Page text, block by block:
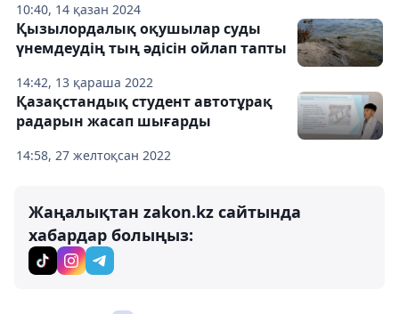
10:40, 14 қазан 2024
14:42, 13 қараша 2022
Қызылордалық оқушылар суды
үнемдеудің тың әдісін ойлап тапты
14:58, 27 желтоқсан 2022
Қазақстандық студент автотұрақ
радарын жасап шығарды
Жаңалықтан zakon.kz сайтында
хабардар болыңыз: